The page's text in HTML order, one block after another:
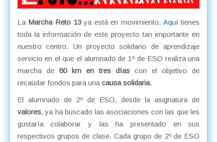
La Marcha Reto 13ya está en movimiento. Aquítienes
toda la información de este proyecto tan importante en
nuestro centro. Un proyecto solidario de aprendizaje
servicio en el que el alumnado de 1º de ESO realiza una
marcha de 60 km en tres díascon el objetivo de
recaudar fondos para una causa solidaria.
El alumnado de 2º de ESO, desde la asignatura de
valores, ya ha buscado las asociaciones con las que les
gustaría colaborar y las ha presentado en sus
respectivos grupos de clase. Cada grupo de 2º de ESO